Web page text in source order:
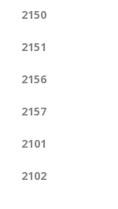
2150
2151
2156
2157
2101
2102